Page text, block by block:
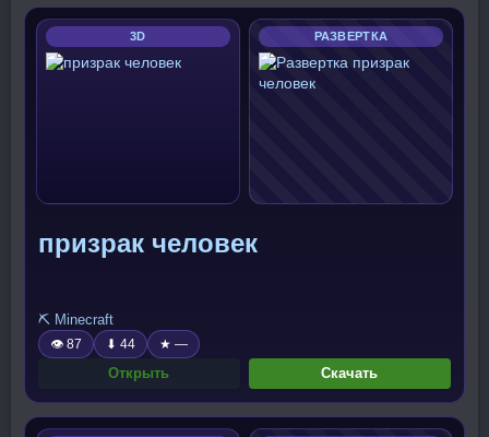
3D РАЗВЕРТКА
призрак человек
⛏️ Minecraft
👁 87 ⬇ 44 ★ —
Открыть Скачать